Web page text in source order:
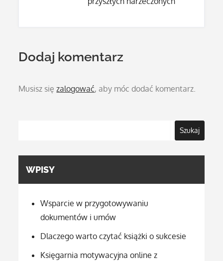
Dodaj komentarz
Musisz sięzalogować, aby móc dodać komentarz.
Szukaj
WPISY
Wsparcie w przygotowywaniu
dokumentów i umów
Dlaczego warto czytać książki o sukcesie
Księgarnia motywacyjna online z